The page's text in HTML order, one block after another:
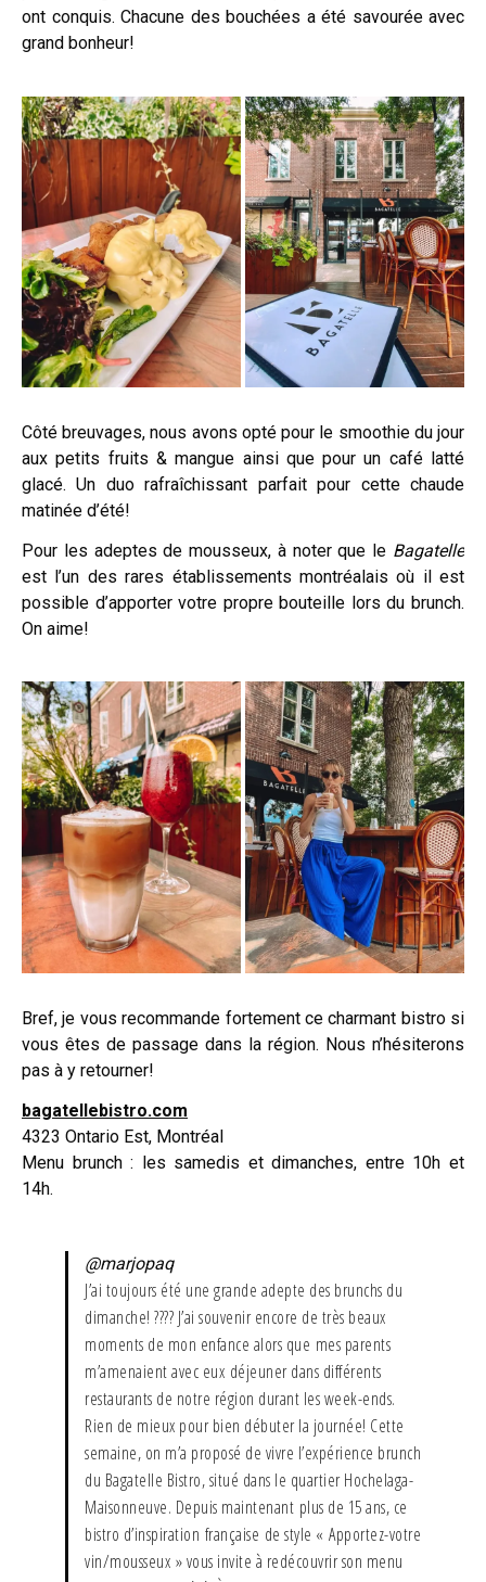
ont conquis. Chacune des bouchées a été savourée avec
grand bonheur!
Côté breuvages, nous avons opté pour le smoothie du jour
aux petits fruits & mangue ainsi que pour un café latté
glacé. Un duo rafraîchissant parfait pour cette chaude
matinée d’été!
Pour les adeptes de mousseux, à noter que le Bagatelle
est l’un des rares établissements montréalais où il est
possible d’apporter votre propre bouteille lors du brunch.
On aime!
Bref, je vous recommande fortement ce charmant bistro si
vous êtes de passage dans la région. Nous n’hésiterons
pas à y retourner!
bagatellebistro.com
4323 Ontario Est, Montréal
Menu brunch : les samedis et dimanches, entre 10h et
14h.
@marjopaq
J’ai toujours été une grande adepte des brunchs du
dimanche! ????️ J’ai souvenir encore de très beaux
moments de mon enfance alors que mes parents
m’amenaient avec eux déjeuner dans différents
restaurants de notre région durant les week-ends.
Rien de mieux pour bien débuter la journée! Cette
semaine, on m’a proposé de vivre l’expérience brunch
du Bagatelle Bistro, situé dans le quartier Hochelaga-
Maisonneuve. Depuis maintenant plus de 15 ans, ce
bistro d’inspiration française de style « Apportez-votre
vin/mousseux » vous invite à redécouvrir son menu